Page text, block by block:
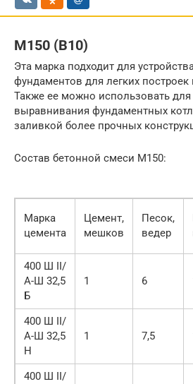
М150 (В10)
Эта марка подходит для
фундаментов для легких построек
Также ее можно использовать для
выравнивания фундаментных
заливкой более прочных
Состав бетонной смеси М150:
Марка
цемента
Цемент,
мешков
Песок,
ведер
400 Ш II/
А-Ш 32,5
Б
1 6
400 Ш II/
А-Ш 32,5
Н
1 7,5
400 Ш II/